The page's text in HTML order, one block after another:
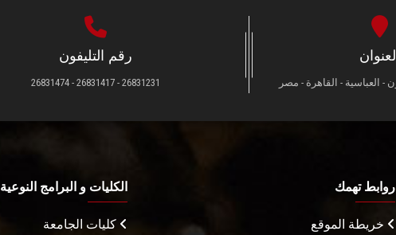
العنوان
- العباسية - القاهرة - مصر
رقم التليفون
26831231 - 26831417 - 26831474
روابط تهمك
خريطة الموقع
الكليات و البرامج النوعية
كليات الجامعة